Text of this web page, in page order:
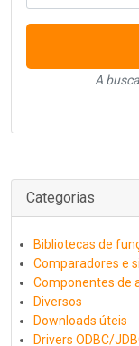
A
Categorias
Bibliotecas de
Comparadores e
Componentes de
Diversos
Downloads úteis
Drivers ODBC/